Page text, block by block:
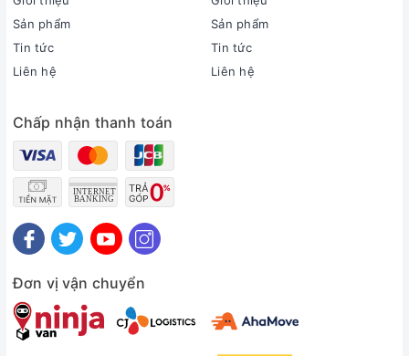
Có Inverter
Công suất làm lạnh:
1.5 HP - 12.000 BTU
Độ ồn trung bình (được đo trong phòng thí nghiệm):
Dàn lạnh: 34/29/26 dB - Dàn nóng: 50 dB
Dòng sản phẩm:
2026
Sản xuất tại:
Malaysia
Thời gian bảo hành cục lạnh, cục nóng:
2 năm
Thời gian bảo hành máy nén:
Máy nén 10 năm
Chất liệu dàn tản nhiệt:
Sản phẩm
Tin tức
Liên hệ
Sản phẩm
Tin tức
Liên hệ
Chấp nhận thanh toán
Đơn vị vận chuyển